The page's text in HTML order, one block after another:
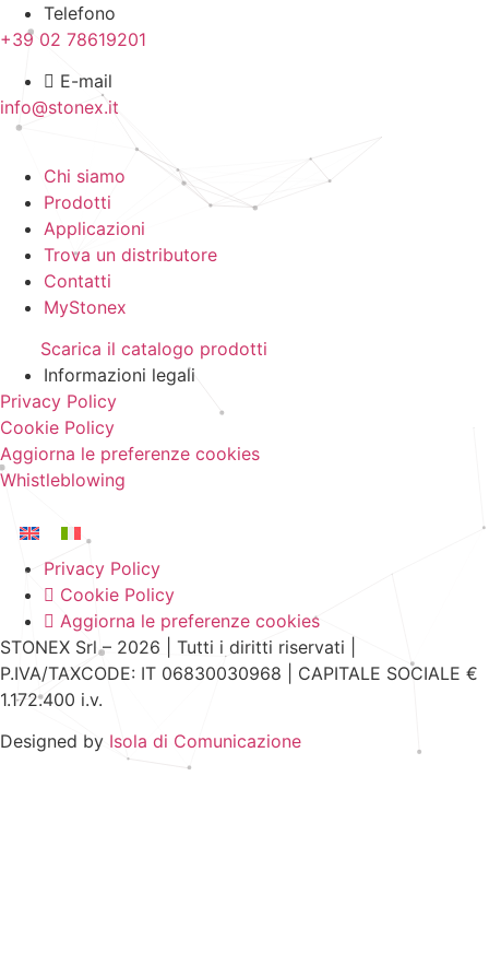
Telefono
+39 02 78619201
E-mail
info@stonex.it
Chi siamo
Prodotti
Applicazioni
Trova un distributore
Contatti
MyStonex
Scarica il catalogo prodotti
Informazioni legali
Privacy Policy
Cookie Policy
Aggiorna le preferenze cookies
Whistleblowing
Privacy Policy
Cookie Policy
Aggiorna le preferenze cookies
STONEX Srl – 2026 | Tutti i diritti riservati |
P.IVA/TAXCODE: IT 06830030968 | CAPITALE SOCIALE €
1.172.400 i.v.
Designed by Isola di Comunicazione